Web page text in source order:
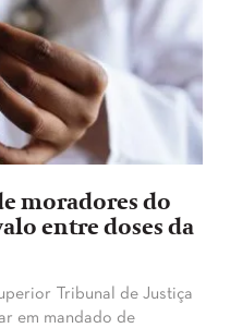
moradores do
entre doses da
Tribunal de Justiça
em mandado de